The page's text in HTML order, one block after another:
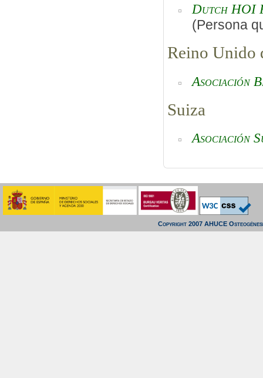
Dutch HOI
(Persona
Reino Unido
Asociación
Suiza
Asociación
Copyright 2007 AHUCE